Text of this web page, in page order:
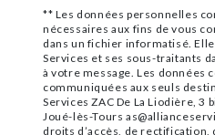
** Les données personnelles
nécessaires aux fins de vous
dans un fichier informatisé.
Services et ses sous-traitants
à votre message. Les données
communiquées aux seuls
Services ZAC De La Liodière, 3
Joué-lès-Tours
droits d’accès, de rectification,